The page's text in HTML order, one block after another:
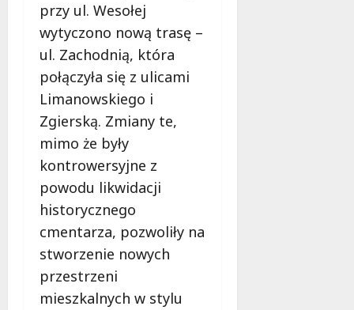
przy ul. Wesołej
wytyczono nową trasę –
ul. Zachodnią, która
połączyła się z ulicami
Limanowskiego i
Zgierską. Zmiany te,
mimo że były
kontrowersyjne z
powodu likwidacji
historycznego
cmentarza, pozwoliły na
stworzenie nowych
przestrzeni
mieszkalnych w stylu